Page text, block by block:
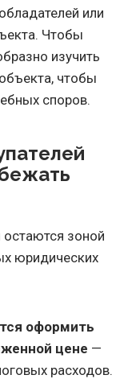
или
Чтобы
изучить
чтобы
споров.
зоной
юридических
оформить
цене —
расходов.